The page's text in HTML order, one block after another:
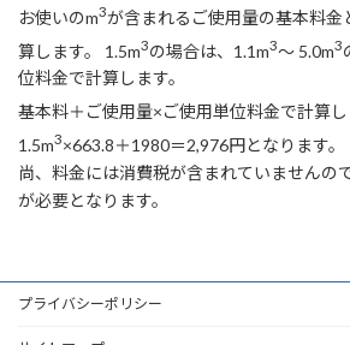
お使いのm3が含まれるご使用量の基本料金
算します。 1.5m3の場合は、1.1m3～ 5.0m3
位料金で計算します。
基本料＋ご使用量×ご使用単位料金で計算
1.5m3×663.8＋1980＝2,976円となります。
尚、料金には消費税が含まれていませんの
が必要となります。
プライバシーポリシー